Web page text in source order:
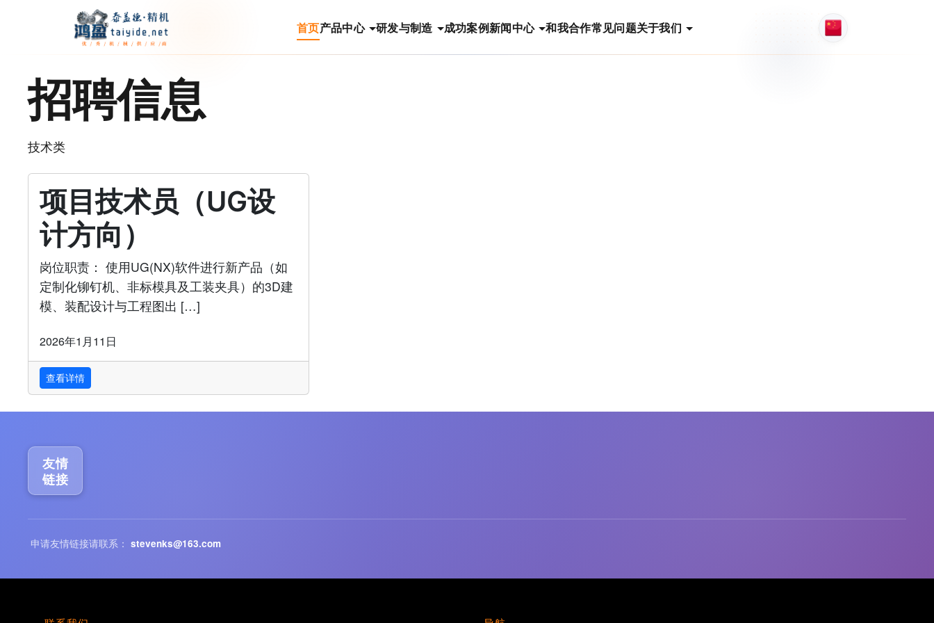
首页产品中心 研发与制造 成功案例新闻中心 和我合作常见问题关于我们
招聘信息
技术类
项目技术员（UG设
计方向）
岗位职责： 使用UG(NX)软件进行新产品（如
定制化铆钉机、非标模具及工装夹具）的3D建
模、装配设计与工程图出 […]
2026年1月11日
查看详情
友情
链接
申请友情链接请联系： stevenks@163.com